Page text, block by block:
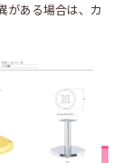
がある場合は、カ